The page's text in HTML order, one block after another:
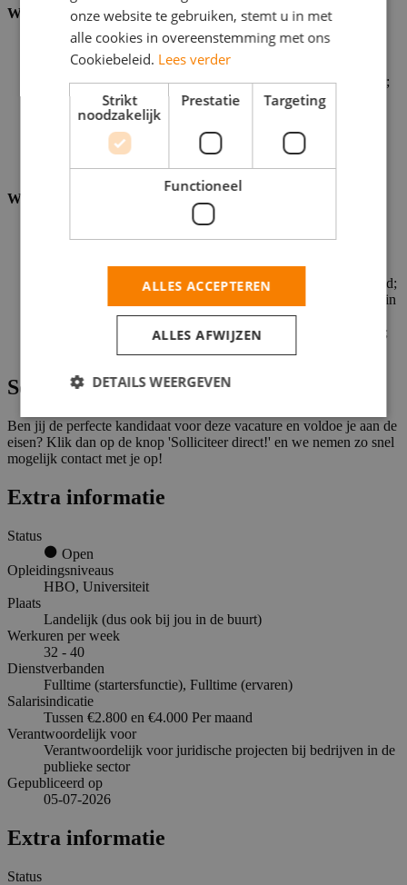
Wat wij bieden
Een bruto maandsalaris gebaseerd o.b.v. Ervaring tussen de
€2800 en €4000 bruto per maand;
Een baan met een contract rechtstreeks bij de opdrachtgever;
Goede secundaire arbeidsvoorwaarden als een
onkostenvergoeding, leaseauto, OV-kaart en telefoon;
Een premievrij pensioen en een collectiviteitskorting;
Werken bij een bedrijf dat zoveel mogelijk investeert in hun
Wat wij vragen
Privaat, Privacy;
Je bent bijvoorkeur fulltime beschikbaar voor een langere tijd;
Je hebt een uitstekende beheersing van de Nederlandse taal in
woord en geschrift;
Minimaal 2 jaar recente werkervaring richting bestuursrecht;
Solliciteren
Ben jij de perfecte kandidaat voor deze vacature en voldoe je aan de
eisen? Klik dan op de knop 'Solliciteer direct!' en we nemen zo snel
mogelijk contact met je op!
Extra informatie
Status
Open
Opleidingsniveaus
HBO, Universiteit
Plaats
Landelijk (dus ook bij jou in de buurt)
Werkuren per week
32 - 40
Dienstverbanden
Fulltime (startersfunctie), Fulltime (ervaren)
Salarisindicatie
Tussen €2.800 en €4.000 Per maand
Verantwoordelijk voor
Verantwoordelijk voor juridische projecten bij bedrijven in de
publieke sector
Gepubliceerd op
05-07-2026
Extra informatie
Status
onze website te gebruiken, stemt u in met
alle cookies in overeenstemming met ons
Cookiebeleid. Lees verder
Strikt
noodzakelijk
Prestatie Targeting
Functioneel
ALLES ACCEPTEREN
ALLES AFWIJZEN
DETAILS WEERGEVEN